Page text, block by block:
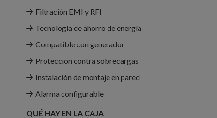
Filtración EMI y RFI
Tecnología de ahorro de energía
Compatible con generador
Protección contra sobrecargas
Instalación de montaje en pared
Alarma configurable
QUÉ HAY EN LA CAJA